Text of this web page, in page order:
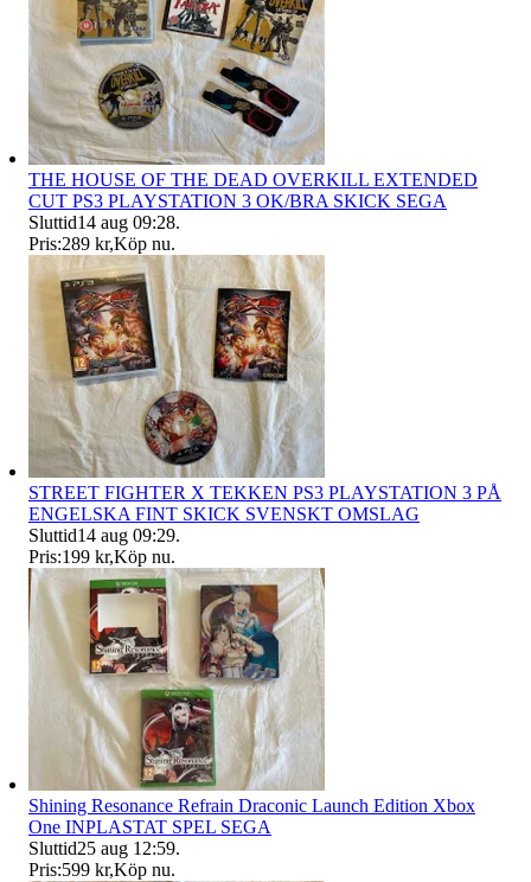
THE HOUSE OF THE DEAD OVERKILL EXTENDED
CUT PS3 PLAYSTATION 3 OK/BRA SKICK SEGA
Sluttid14 aug 09:28.
Pris:289 kr,Köp nu.
STREET FIGHTER X TEKKEN PS3 PLAYSTATION 3 PÅ
ENGELSKA FINT SKICK SVENSKT OMSLAG
Sluttid14 aug 09:29.
Pris:199 kr,Köp nu.
Shining Resonance Refrain Draconic Launch Edition Xbox
One INPLASTAT SPEL SEGA
Sluttid25 aug 12:59.
Pris:599 kr,Köp nu.